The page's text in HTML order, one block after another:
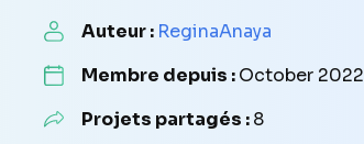
Auteur : ReginaAnaya
Membre depuis :October 2022
Projets partagés :8